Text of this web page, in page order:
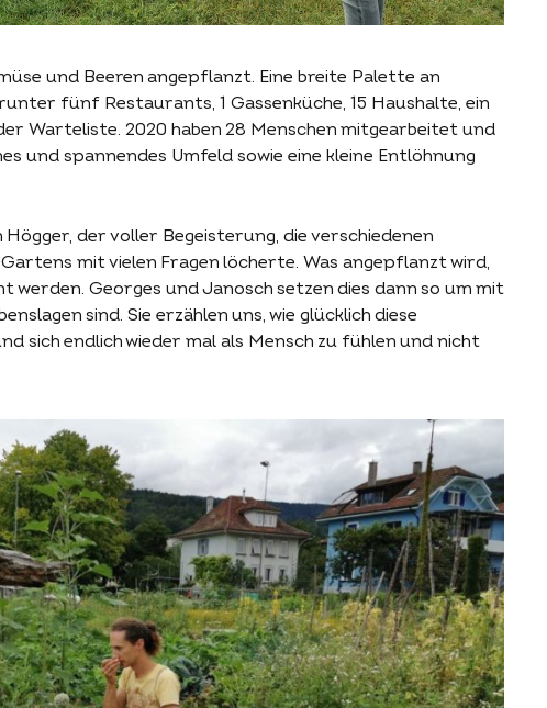
und Beeren angepflanzt. Eine breite Palette an
fünf Restaurants, 1 Gassenküche, 15 Haushalte, ein
Warteliste. 2020 haben 28 Menschen mitgearbeitet und
und spannendes Umfeld sowie eine kleine Entlöhnung
der voller Begeisterung, die verschiedenen
mit vielen Fragen löcherte. Was angepflanzt wird,
werden. Georges und Janosch setzen dies dann so um mit
sind. Sie erzählen uns, wie glücklich diese
sich endlich wieder mal als Mensch zu fühlen und nicht